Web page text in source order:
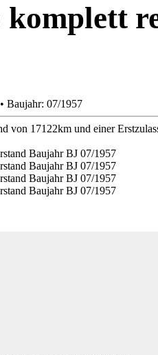
Baujahr: 07/1957
17122km und einer